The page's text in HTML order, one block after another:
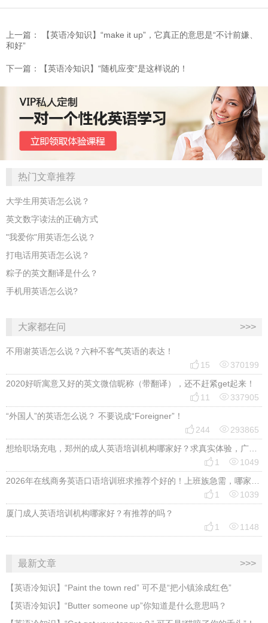
上一篇： 【英语冷知识】“make it up”，它真正的意思是“不计前嫌、
和好”
下一篇：【英语冷知识】“随机应变”是这样说的！
热门文章推荐
大学生用英语怎么说？
英文数字读法的正确方式
"我爱你"用英语怎么说？
打电话用英语怎么说？
粽子的英文翻译是什么？
手机用英语怎么说?
大家都在问 >>>
不用谢英语怎么说？六种不客气英语的表达！
 15 370199
2020好听寓意又好的英文微信昵称（带翻译），还不赶紧get起来！
 11 337905
“外国人”的英语怎么说？ 不要说成“Foreigner”！
 244 293865
想给职场充电，郑州的成人英语培训机构哪家好？求真实体验，广告勿扰，感谢！
 1 1049
2026年在线商务英语口语培训班求推荐个好的！上班族急需，哪家好？
 1 1039
厦门成人英语培训机构哪家好？有推荐的吗？
 1 1148
最新文章 >>>
​【英语冷知识】“Paint the town red” 可不是“把小镇涂成红色”
【英语冷知识】“Butter someone up”你知道是什么意思吗？